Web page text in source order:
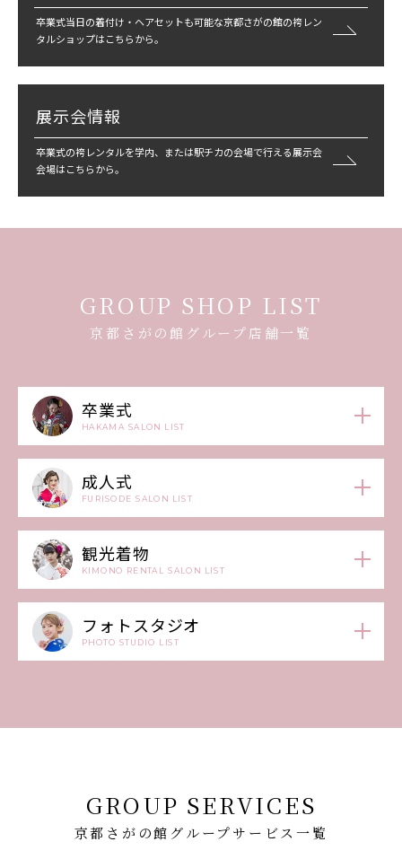
卒業式当日の着付け・ヘアセットも可能な京都さがの館の袴レン
タルショップはこちらから。
展示会情報
卒業式の袴レンタルを学内、または駅チカの会場で行える展示会
会場はこちらから。
GROUP SHOP LIST
京都さがの館グループ店舗一覧
卒業式
HAKAMA SALON LIST
成人式
FURISODE SALON LIST
観光着物
KIMONO RENTAL SALON LIST
フォトスタジオ
PHOTO STUDIO LIST
GROUP SERVICES
京都さがの館グループサービス一覧